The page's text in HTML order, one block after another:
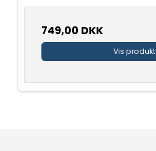
749,00 DKK
Vis produkt